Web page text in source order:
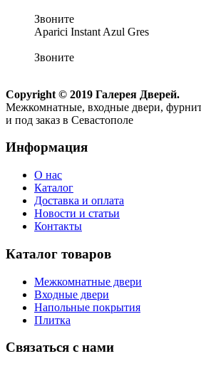
Звоните
Aparici Instant Azul Gres
Звоните
Copyright © 2019 Галерея Дверей.
Межкомнатные, входные двери,
и под заказ в Севастополе
Информация
О нас
Каталог
Доставка и оплата
Новости и статьи
Контакты
Каталог товаров
Межкомнатные двери
Входные двери
Напольные покрытия
Плитка
Связаться с нами